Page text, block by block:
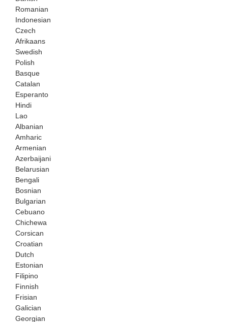
Romanian
Indonesian
Czech
Afrikaans
Swedish
Polish
Basque
Catalan
Esperanto
Hindi
Lao
Albanian
Amharic
Armenian
Azerbaijani
Belarusian
Bengali
Bosnian
Bulgarian
Cebuano
Chichewa
Corsican
Croatian
Dutch
Estonian
Filipino
Finnish
Frisian
Galician
Georgian